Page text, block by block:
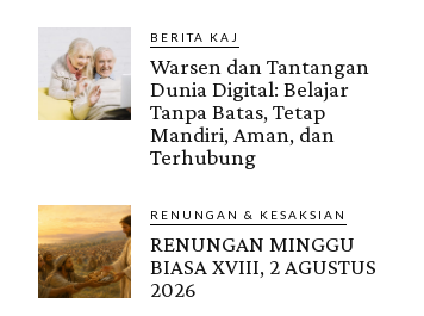
BERITA KAJ
Warsen dan Tantangan
Dunia Digital: Belajar
Tanpa Batas, Tetap
Mandiri, Aman, dan
Terhubung
RENUNGAN & KESAKSIAN
RENUNGAN MINGGU
BIASA XVIII, 2 AGUSTUS
2026